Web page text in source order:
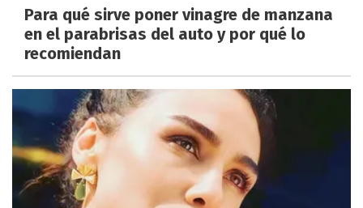
Para qué sirve poner vinagre de manzana
en el parabrisas del auto y por qué lo
recomiendan